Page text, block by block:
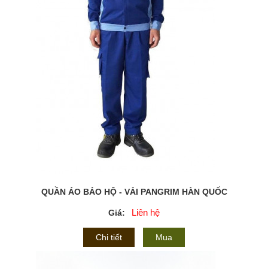
QUẦN ÁO BẢO HỘ - VẢI PANGRIM HÀN QUỐC
Giá: Liên hệ
Chi tiết Mua